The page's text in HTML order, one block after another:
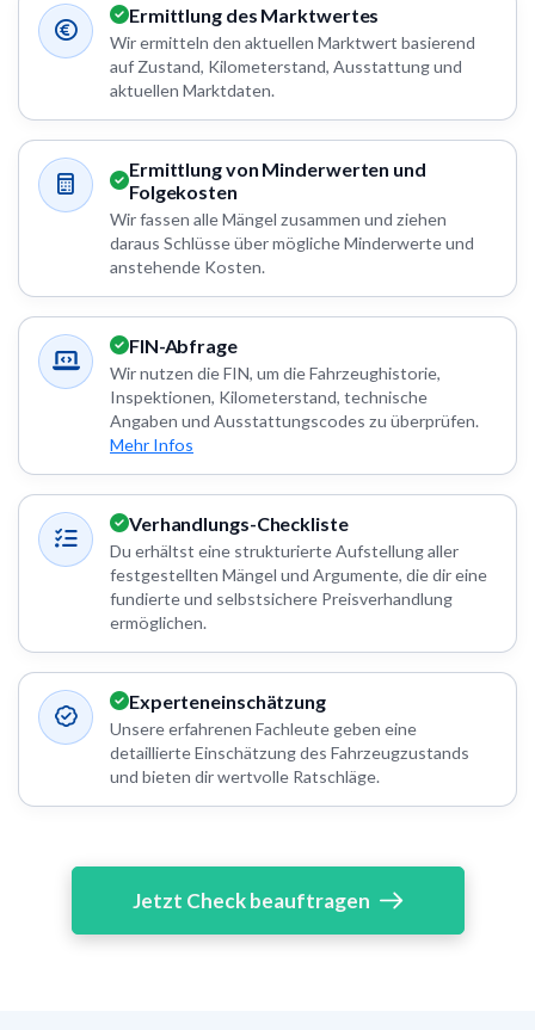
Ermittlung des Marktwertes
Wir ermitteln den aktuellen Marktwert basierend
auf Zustand, Kilometerstand, Ausstattung und
aktuellen Marktdaten.
Ermittlung von Minderwerten und
Folgekosten
Wir fassen alle Mängel zusammen und ziehen
daraus Schlüsse über mögliche Minderwerte und
anstehende Kosten.
FIN-Abfrage
Wir nutzen die FIN, um die Fahrzeughistorie,
Inspektionen, Kilometerstand, technische
Angaben und Ausstattungscodes zu überprüfen.
Mehr Infos
Verhandlungs-Checkliste
Du erhältst eine strukturierte Aufstellung aller
festgestellten Mängel und Argumente, die dir eine
fundierte und selbstsichere Preisverhandlung
ermöglichen.
Experteneinschätzung
Unsere erfahrenen Fachleute geben eine
detaillierte Einschätzung des Fahrzeugzustands
und bieten dir wertvolle Ratschläge.
Jetzt Check beauftragen